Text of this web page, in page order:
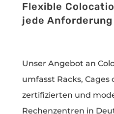
Flexible
jede Anforderung
Unser Angebot an
umfasst Racks, Cages
zertifizierten und
Rechenzentren in